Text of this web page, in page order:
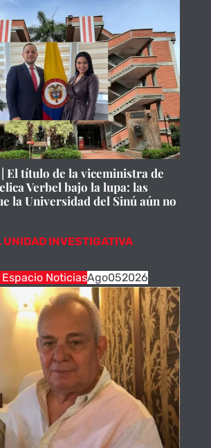
| El título de la viceministra de
Verbel bajo la lupa: las
la Universidad del Sinú aún no
UNIDAD INVESTIGATIVA
NoticiasAgo052026